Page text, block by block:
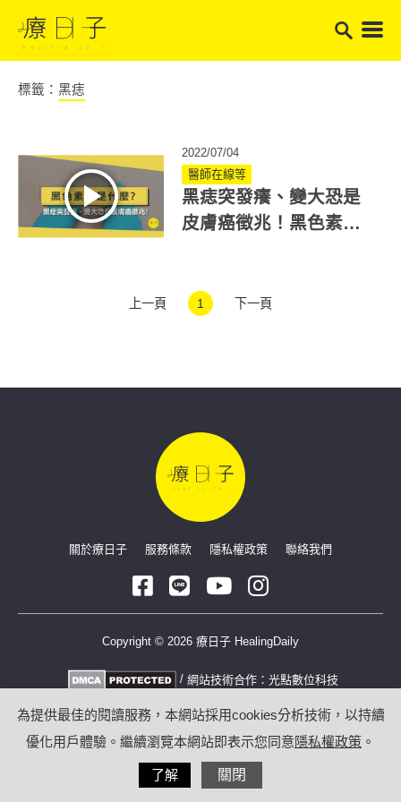
標籤： 黑痣
2022/07/04
醫師在線等
黑痣突發癢、變大恐是
皮膚癌徵兆！黑色素瘤
上一頁 1 下一頁
關於療日子 服務條款 隱私權政策 聯絡我們
Copyright © 2026 療日子 HealingDaily
/ 網站技術合作： 光點數位科技
為提供最佳的閱讀服務，本網站採用cookies分析技術，以持續
優化用戶體驗。繼續瀏覽本網站即表示您同意隱私權政策 。
了解 關閉